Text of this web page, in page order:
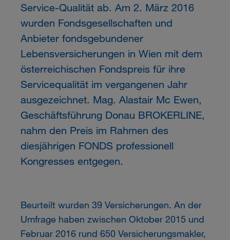
Service-Qualität ab. Am 2. März 2016
wurden Fondsgesellschaften und
Anbieter fondsgebundener
Lebensversicherungen in Wien mit dem
österreichischen Fondspreis für ihre
Servicequalität im vergangenen Jahr
ausgezeichnet. Mag. Alastair Mc Ewen,
Geschäftsführung Donau BROKERLINE,
nahm den Preis im Rahmen des
diesjährigen FONDS professionell
Kongresses entgegen.
Beurteilt wurden 39 Versicherungen. An der
Umfrage haben zwischen Oktober 2015 und
Februar 2016 rund 650 Versicherungsmakler,